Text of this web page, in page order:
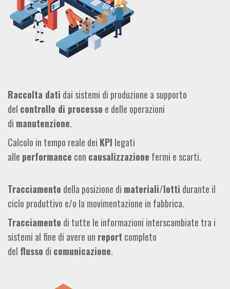
Raccolta dati dai sistemi di produzione a supporto
del controllo di processo e delle operazioni
di manutenzione.
Calcolo in tempo reale dei KPI legati
alle performance con causalizzazione fermi e scarti.
Tracciamento della posizione di materiali/lotti durante il
ciclo produttivo e/o la movimentazione in fabbrica.
Tracciamento di tutte le informazioni interscambiate tra i
sistemi al fine di avere un report completo
del flusso di comunicazione.